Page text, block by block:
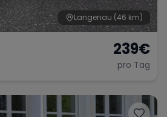
Maserati
Langenau (46 km)
239€
pro Tag